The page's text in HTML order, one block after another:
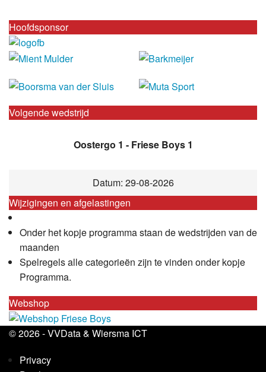
Hoofdsponsor
Volgende wedstrijd
Oostergo 1 - Friese Boys 1
Datum: 29-08-2026
Wijzigingen en afgelastingen
Onder het kopje programma staan de wedstrijden van de
maanden
Spelregels alle categorieën zijn te vinden onder kopje
Programma.
Webshop
© 2026 -VVData& Wiersma ICT
Privacy